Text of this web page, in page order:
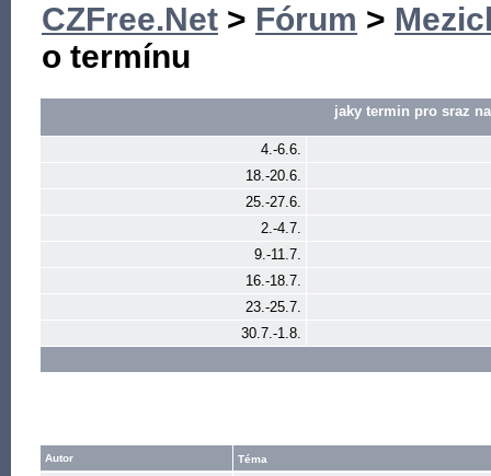
CZFree.Net > Fórum >
o termínu
jaky termin pro sraz
4.-6.6.
18.-20.6.
25.-27.6.
2.-4.7.
9.-11.7.
16.-18.7.
23.-25.7.
30.7.-1.8.
Autor Téma